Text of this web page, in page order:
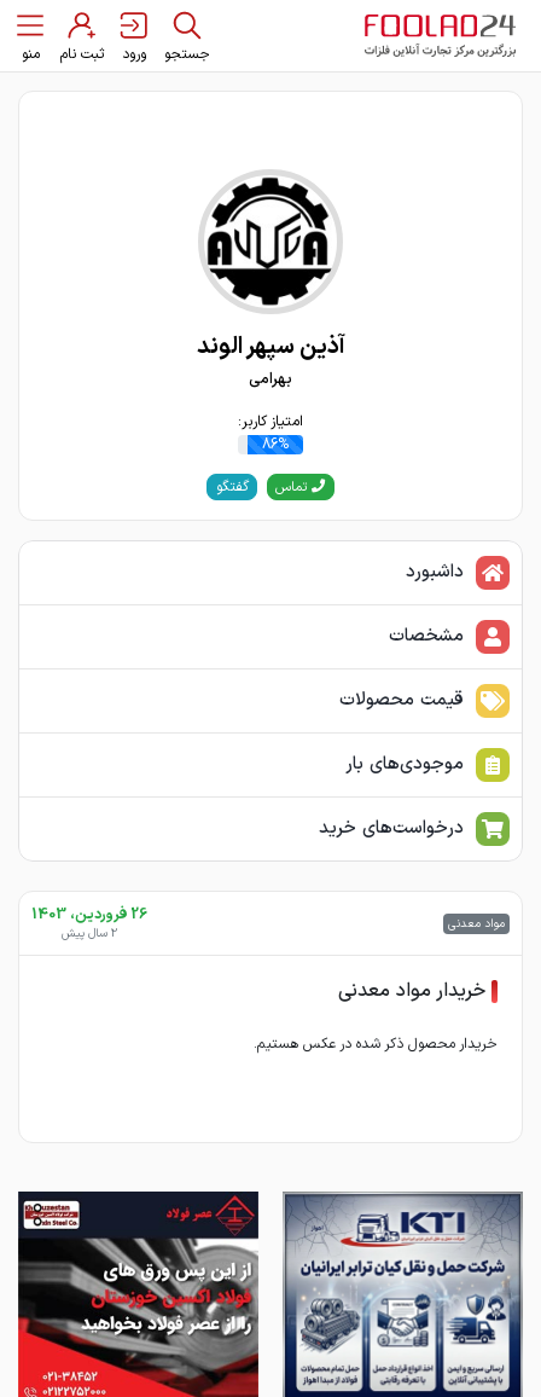
جستجو ورود ثبت نام منو
آذین سپهر الوند
بهرامی
امتیاز کاربر:
86%
تماس گفتگو
داشبورد
مشخصات
قیمت محصولات
موجودی‌های بار
درخواست‌های خرید
مواد معدنی 26 فروردین، 1403
2 سال پیش
خریدار مواد معدنی
خریدار محصول ذکر شده در عکس هستیم.